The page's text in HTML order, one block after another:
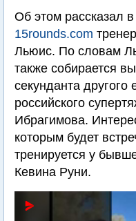
Об этом рассказал
15rounds.com
Льюис. По словам
также собирается
секунданта
российского
Ибрагимова.
которым будет
тренируется у
Кевина Руни.